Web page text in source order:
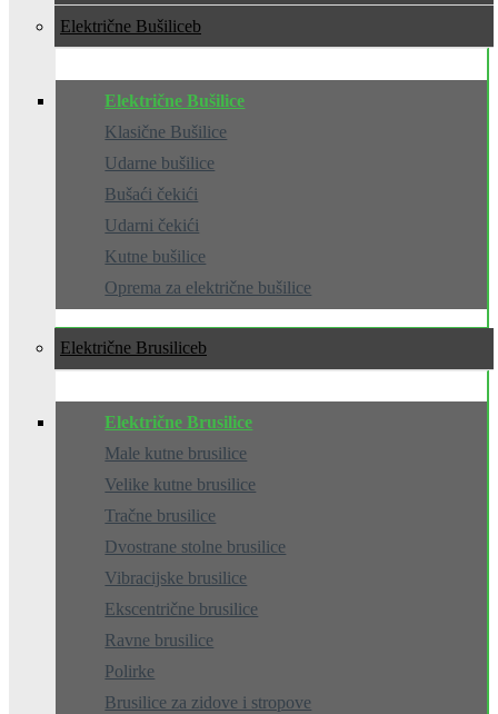
Električne Bušilice
Električne Bušilice
Klasične Bušilice
Udarne bušilice
Bušaći čekići
Udarni čekići
Kutne bušilice
Oprema za električne bušilice
Električne Brusilice
Električne Brusilice
Male kutne brusilice
Velike kutne brusilice
Tračne brusilice
Dvostrane stolne brusilice
Vibracijske brusilice
Ekscentrične brusilice
Ravne brusilice
Polirke
Brusilice za zidove i stropove